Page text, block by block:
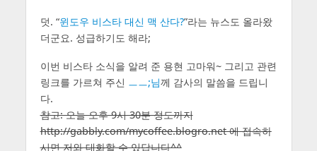
덧. 윈도우 비스타 대신 맥 산다? 라는 뉴스도 올라왔
더군요. 성급하기도 해라;
이번 비스타 소식을 알려 준 용현 고마워~ 그리고 관련
링크를 가르쳐 주신 ㅡㅡ;님께 감사의 말씀을 드립니
다.
참고: 오늘 오후 9시 30분 정도까지
http://gabbly.com/mycoffee.blogro.net 에 접속하
시면 저와 대화할 수 있답니다^^